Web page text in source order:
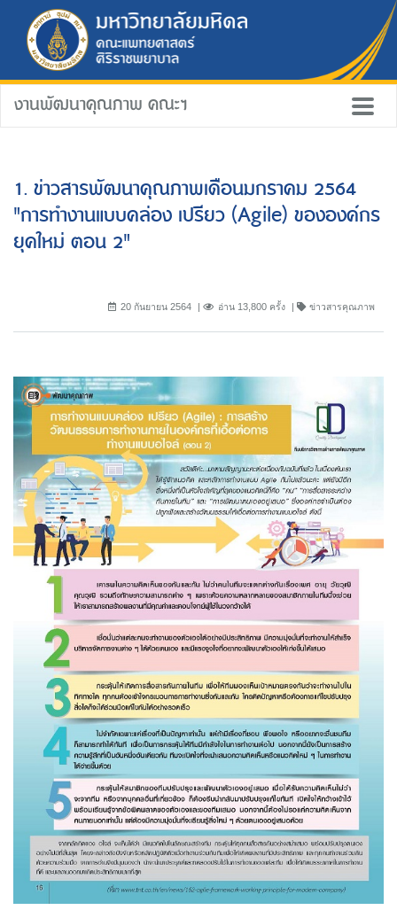
งานพัฒนาคุณภาพ คณะฯ
1. ข่าวสารพัฒนาคุณภาพเดือนมกราคม 2564
"การทำงานแบบคล่อง เปรียว (Agile) ขององค์กร
ยุคใหม่ ตอน 2"
20 กันยายน 2564 อ่าน 13,800 ครั้ง ข่าวสารคุณภาพ